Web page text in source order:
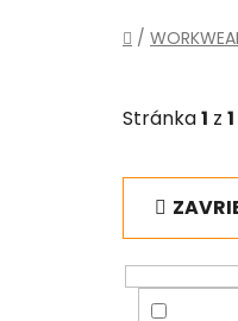
Domov
/
Stránka1 z 1